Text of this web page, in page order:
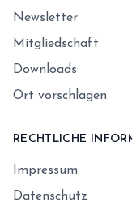
Newsletter
Mitgliedschaft
Downloads
Ort vorschlagen
RECHTLICHE
Impressum
Datenschutz